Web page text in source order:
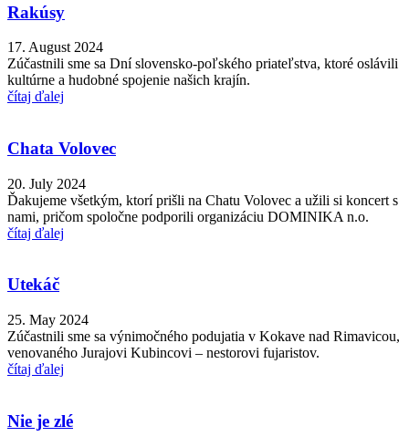
Rakúsy
17. August 2024
Zúčastnili sme sa Dní slovensko-poľského priateľstva, ktoré oslávili
kultúrne a hudobné spojenie našich krajín.
čítaj ďalej
Chata Volovec
20. July 2024
Ďakujeme všetkým, ktorí prišli na Chatu Volovec a užili si koncert s
nami, pričom spoločne podporili organizáciu DOMINIKA n.o.
čítaj ďalej
Utekáč
25. May 2024
Zúčastnili sme sa výnimočného podujatia v Kokave nad Rimavicou,
venovaného Jurajovi Kubincovi – nestorovi fujaristov.
čítaj ďalej
Nie je zlé